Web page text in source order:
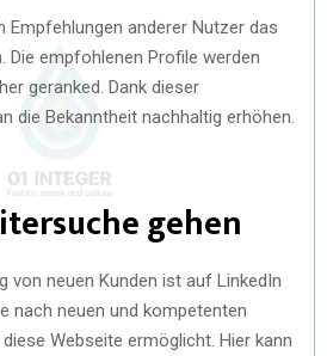
Empfehlungen anderer Nutzer das
Die empfohlenen Profile werden
geranked. Dank dieser
die Bekanntheit nachhaltig erhöhen.
gehen
von neuen Kunden ist auf LinkedIn
nach neuen und kompetenten
Webseite ermöglicht. Hier kann